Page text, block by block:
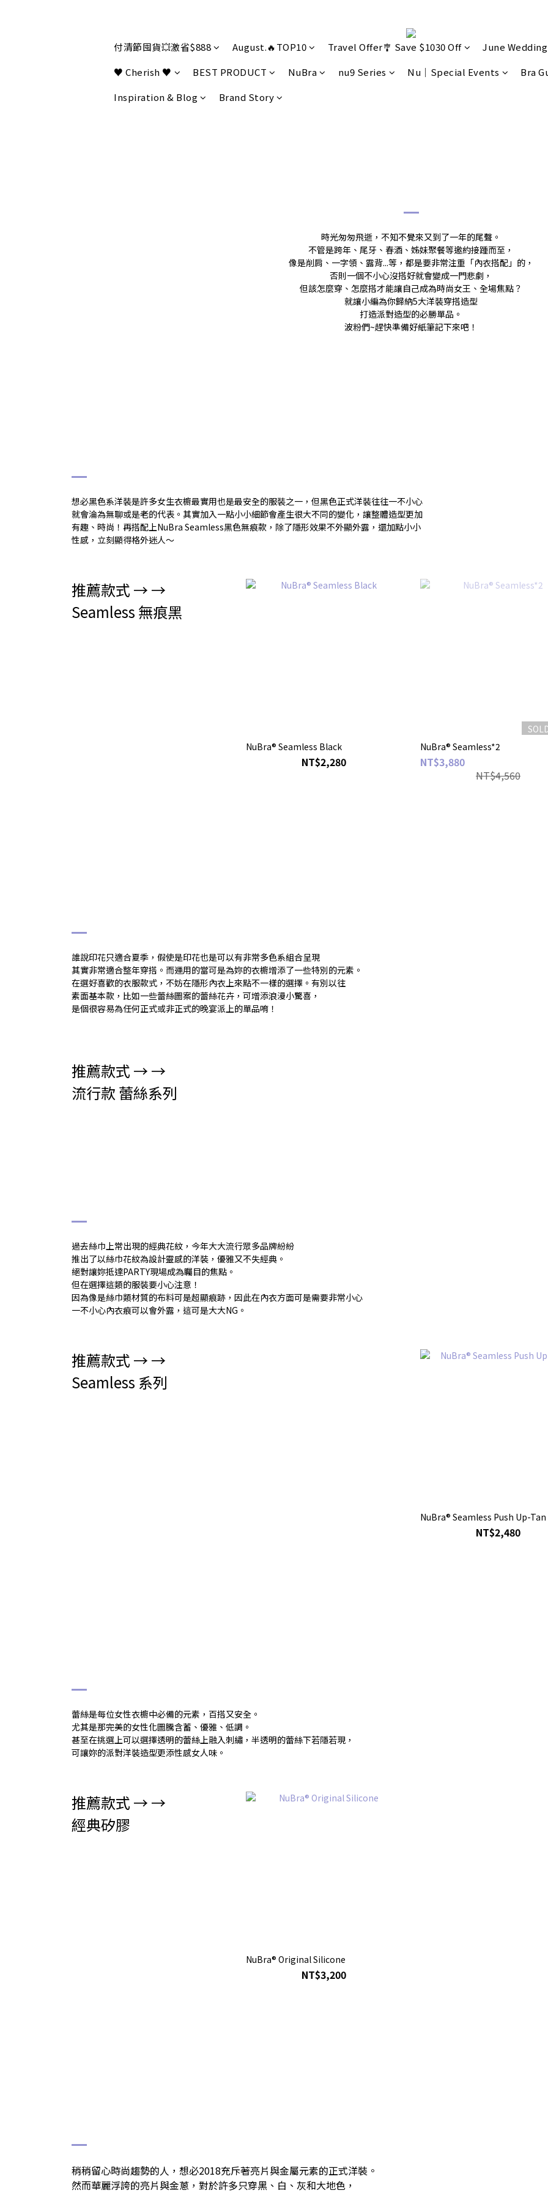
付清節囤貨💥激省$888 August.🔥TOP10 Travel Offer🎐 Save $1030 Off June
♥ Cherish ♥
BEST PRODUCT NuBra nu9 Series Nu｜Special Events
Bra
Inspiration & Blog
Brand Story
時光匆匆飛逝，不知不覺來又到了一年的尾聲。
不管是跨年、尾牙、春酒、姊妹聚餐等邀約接踵而至，
像是削肩、一字領、露背...等，都是要非常注重「內衣搭配」的，
否則一個不小心沒搭好就會變成一門悲劇，
但該怎麼穿、怎麼搭才能讓自己成為時尚女王、全場焦點？
就讓小編為你歸納5大洋裝穿搭造型
打造派對造型的必勝單品。
波粉們~趕快準備好紙筆記下來吧！
想必黑色系洋裝是許多女生衣櫥最實用也是最安全的服裝之一，但黑色正式洋裝往往一不小心
就會淪為無聊或是老的代表。其實加入一點小小細節會產生很大不同的變化，讓整體造型更加
有趣、時尚！再搭配上NuBra Seamless黑色無痕款，除了隱形效果不外顯外露，還加點小小
性感，立刻顯得格外迷人～
推薦款式 → →
Seamless 無痕黑
NuBra® Seamless Black
NT$2,280
NuBra® Seamless*2
NT$3,880
NT$4,560
誰說印花只適合夏季，假使是印花也是可以有非常多色系組合呈現
其實非常適合整年穿搭。而運用的當可是為妳的衣櫥增添了一些特別的元素。
在選好喜歡的衣服款式，不妨在隱形內衣上來點不一樣的選擇。有別以往
素面基本款，比如一些蕾絲圖案的蕾絲花卉，可增添浪漫小驚喜，
是個很容易為任何正式或非正式的晚宴派上的單品唷！
推薦款式 → →
流行款 蕾絲系列
過去絲巾上常出現的經典花紋，今年大大流行眾多品牌紛紛
推出了以絲巾花紋為設計靈感的洋裝，優雅又不失經典。
絕對讓妳抵達PARTY現場成為矚目的焦點。
但在選擇這類的服裝要小心注意！
因為像是絲巾類材質的布料可是超顯痕跡，因此在內衣方面可是需要非常小心
一不小心內衣痕可以會外露，這可是大大NG。
推薦款式 → →
Seamless 系列
NuBra® Seamless Push Up-Tan
NT$2,480
蕾絲是每位女性衣櫥中必備的元素，百搭又安全。
尤其是那完美的女性化圖騰含蓄、優雅、低調。
甚至在挑選上可以選擇透明的蕾絲上融入刺繡，半透明的蕾絲下若隱若現，
可讓妳的派對洋裝造型更添性感女人味。
推薦款式 → →
經典矽膠
NuBra® Original Silicone
NT$3,200
稍稍留心時尚趨勢的人，想必2018充斥著亮片與金屬元素的正式洋裝。
然而華麗浮誇的亮片與金蔥，對於許多只穿黑、白、灰和大地色，